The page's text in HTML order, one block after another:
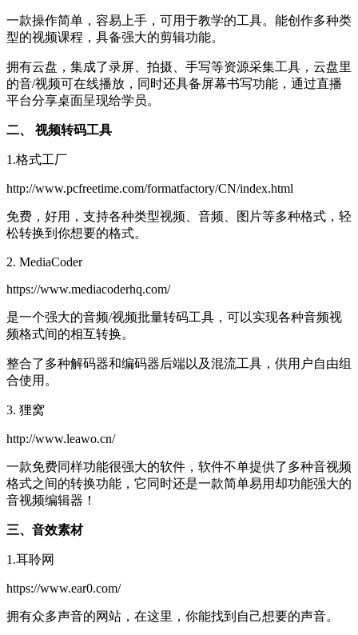
一款操作简单，容易上手，可用于教学的工具。能创作多种类
型的视频课程，具备强大的剪辑功能。
拥有云盘，集成了录屏、拍摄、手写等资源采集工具，云盘里
的音/视频可在线播放，同时还具备屏幕书写功能，通过直播
平台分享桌面呈现给学员。
二、 视频转码工具
1.格式工厂
http://www.pcfreetime.com/formatfactory/CN/index.html
免费，好用，支持各种类型视频、音频、图片等多种格式，轻
松转换到你想要的格式。
2. MediaCoder
https://www.mediacoderhq.com/
是一个强大的音频/视频批量转码工具，可以实现各种音频视
频格式间的相互转换。
整合了多种解码器和编码器后端以及混流工具，供用户自由组
合使用。
3. 狸窝
http://www.leawo.cn/
一款免费同样功能很强大的软件，软件不单提供了多种音视频
格式之间的转换功能，它同时还是一款简单易用却功能强大的
音视频编辑器！
三、音效素材
1.耳聆网
https://www.ear0.com/
拥有众多声音的网站，在这里，你能找到自己想要的声音。